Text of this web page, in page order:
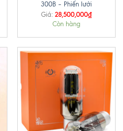
300B – Phiến lưới
Giá: 28,500,000₫
Còn hàng